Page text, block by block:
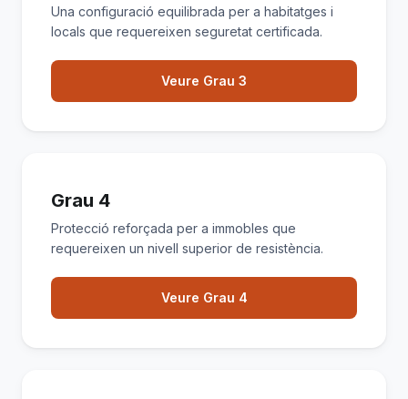
Una configuració equilibrada per a habitatges i
locals que requereixen seguretat certificada.
Veure Grau 3
Grau 4
Protecció reforçada per a immobles que
requereixen un nivell superior de resistència.
Veure Grau 4